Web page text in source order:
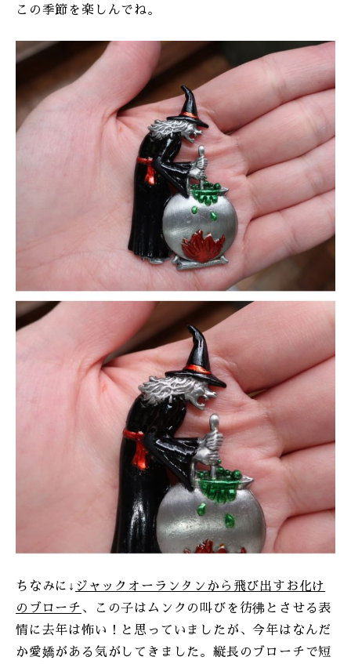
この季節を楽しんでね。
ちなみに↓ ジャックオーランタンから飛び出すお化け
のブローチ、この子はムンクの叫びを彷彿とさせる表
情に去年は怖い！と思っていましたが、今年はなんだ
か愛嬌がある気がしてきました。縦長のブローチで短